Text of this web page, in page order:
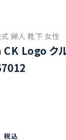
式 婦人 靴下 女性
Logo クル
税込